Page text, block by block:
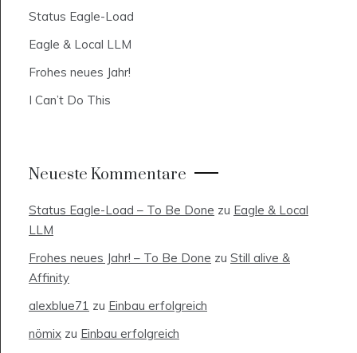
Status Eagle-Load
Eagle & Local LLM
Frohes neues Jahr!
I Can’t Do This
Neueste Kommentare
Status Eagle-Load – To Be Done zu Eagle & Local
LLM
Frohes neues Jahr! – To Be Done zu Still alive &
Affinity
alexblue71 zu Einbau erfolgreich
nömix zu Einbau erfolgreich